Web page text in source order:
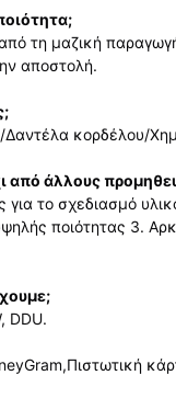
τη μαζική
αποστολή.
Δαντέλα κορδέλου/
από άλλους
για το σχεδιασμό
ποιότητας 3.
DDU.